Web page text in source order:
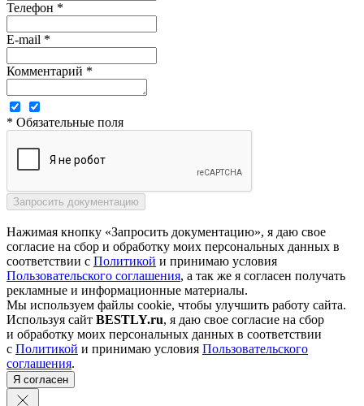
Телефон *
E-mail *
Комментарий *
* Обязательные поля
Нажимая кнопку «Запросить документацию», я даю свое
согласие на сбор и обработку моих персональных данных в
соответствии с Политикой и принимаю условия
Пользовательского соглашения, а так же я согласен получать
рекламные и информационные материалы.
Мы используем файлы cookie, чтобы улучшить работу сайта.
Используя сайт BESTLY.ru, я даю свое согласие на сбор
и обработку моих персональных данных в соответствии
с Политикой и принимаю условия Пользовательского
соглашения.
Я согласен